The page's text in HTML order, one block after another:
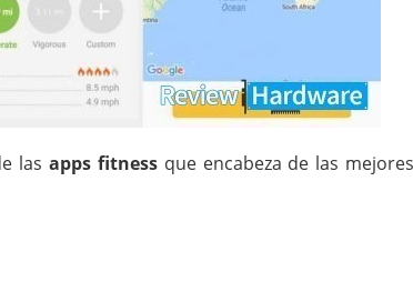
lasapps fitnessque encabeza de las mejores